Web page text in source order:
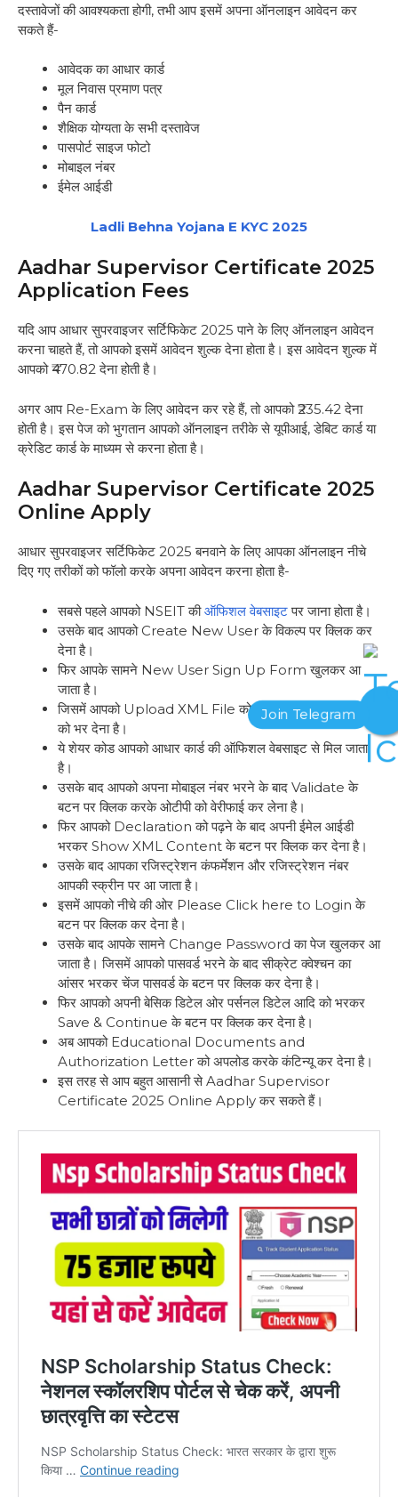
दस्तावेजों की आवश्यकता होगी, तभी आप इसमें अपना ऑनलाइन आवेदन कर
सकते हैं-
आवेदक का आधार कार्ड
मूल निवास प्रमाण पत्र
पैन कार्ड
शैक्षिक योग्यता के सभी दस्तावेज
पासपोर्ट साइज फोटो
मोबाइल नंबर
ईमेल आईडी
Ladli Behna Yojana E KYC 2025
Aadhar Supervisor Certificate 2025
Application Fees
यदि आप आधार सुपरवाइजर सर्टिफिकेट 2025 पाने के लिए ऑनलाइन आवेदन
करना चाहते हैं, तो आपको इसमें आवेदन शुल्क देना होता है। इस आवेदन शुल्क में
आपको ₹470.82 देना होती है।
अगर आप Re-Exam के लिए आवेदन कर रहे हैं, तो आपको ₹235.42 देना
होती है। इस पेज को भुगतान आपको ऑनलाइन तरीके से यूपीआई, डेबिट कार्ड या
क्रेडिट कार्ड के माध्यम से करना होता है।
Aadhar Supervisor Certificate 2025
Online Apply
आधार सुपरवाइजर सर्टिफिकेट 2025 बनवाने के लिए आपका ऑनलाइन नीचे
दिए गए तरीकों को फॉलो करके अपना आवेदन करना होता है-
सबसे पहले आपको NSEIT कीऑफिशल वेबसाइटपर जाना होता है।
उसके बाद आपको Create New User के विकल्प पर क्लिक कर
देना है।
फिर आपके सामने New User Sign Up Form खुलकर आ
जाता है।
जिसमें आपको Upload XML File को अपलोड करके शेयर कोड
को भर देना है।
ये शेयर कोड आपको आधार कार्ड की ऑफिशल वेबसाइट से मिल जाता
है।
उसके बाद आपको अपना मोबाइल नंबर भरने के बाद Validate के
बटन पर क्लिक करके ओटीपी को वेरीफाई कर लेना है।
फिर आपको Declaration को पढ़ने के बाद अपनी ईमेल आईडी
भरकर Show XML Content के बटन पर क्लिक कर देना है।
उसके बाद आपका रजिस्ट्रेशन कंफर्मेशन और रजिस्ट्रेशन नंबर
आपकी स्क्रीन पर आ जाता है।
इसमें आपको नीचे की ओर Please Click here to Login के
बटन पर क्लिक कर देना है।
उसके बाद आपके सामने Change Password का पेज खुलकर आ
जाता है। जिसमें आपको पासवर्ड भरने के बाद सीक्रेट क्वेश्चन का
आंसर भरकर चेंज पासवर्ड के बटन पर क्लिक कर देना है।
फिर आपको अपनी बेसिक डिटेल ओर पर्सनल डिटेल आदि को भरकर
Save & Continue के बटन पर क्लिक कर देना है।
अब आपको Educational Documents and
Authorization Letter को अपलोड करके कंटिन्यू कर देना है।
इस तरह से आप बहुत आसानी से Aadhar Supervisor
Certificate 2025 Online Apply कर सकते हैं।